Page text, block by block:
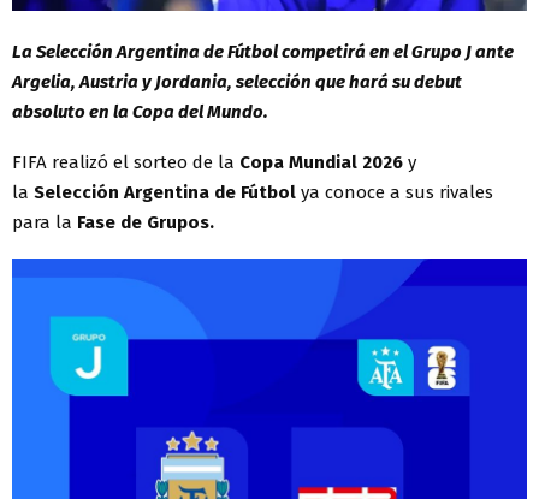
La Selección Argentina de Fútbol competirá en el Grupo J ante
Argelia, Austria y Jordania, selección que hará su debut
absoluto en la Copa del Mundo.
FIFA realizó el sorteo de la Copa Mundial 2026 y
la Selección Argentina de Fútbol ya conoce a sus rivales
para la Fase de Grupos.